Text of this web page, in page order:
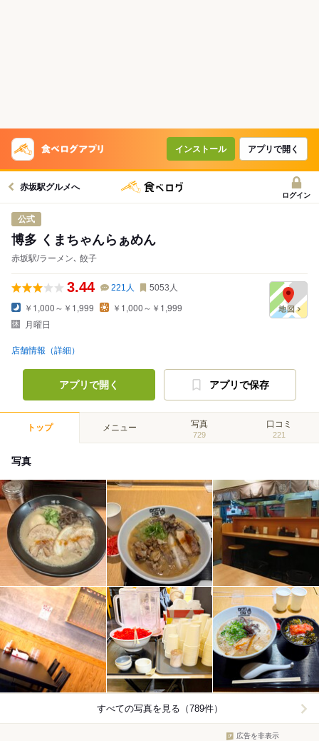
インストール アプリで開く
赤坂駅グルメへ
ログイン
公式
博多 くまちゃんらぁめん
赤坂駅/ラーメン､ 餃子
3.44 221 人 5053 人
￥1,000～￥1,999
￥1,000～￥1,999
月曜日
店舗情報（詳細）
アプリで開く アプリで保存
トップ メニュー 写真
729
口コミ
221
写真
すべての写真を見る（789件）
広告を非表示